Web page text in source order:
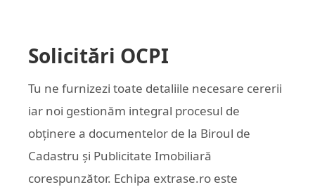
Solicitări OCPI
Tu ne furnizezi toate detaliile necesare cererii
iar noi gestionăm integral procesul de
obținere a documentelor de la Biroul de
Cadastru și Publicitate Imobiliară
corespunzător. Echipa extrase.ro este